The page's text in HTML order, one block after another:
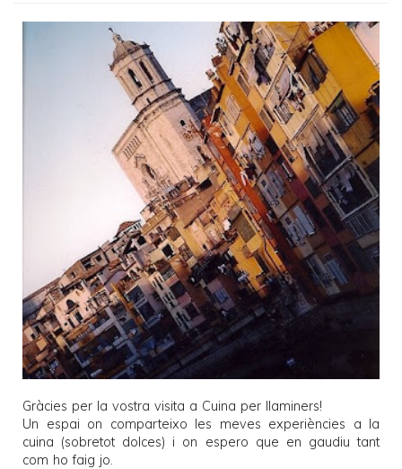
Gràcies per la vostra visita a Cuina per llaminers!
Un espai on comparteixo les meves experiències a la
cuina (sobretot dolces) i on espero que en gaudiu tant
com ho faig jo.